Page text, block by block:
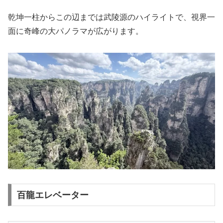
乾坤一柱からこの辺までは武陵源のハイライトで、視界一
面に奇峰の大パノラマが広がります。
百龍エレベーター